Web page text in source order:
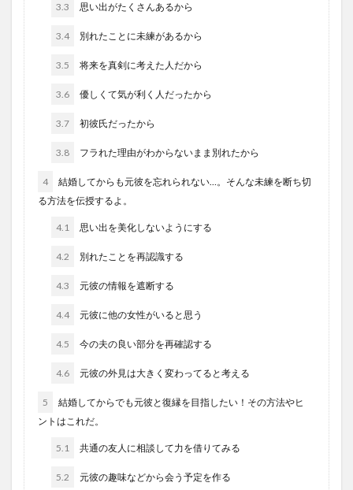
3.3 思い出がたくさんあるから
3.4 別れたことに未練があるから
3.5 将来を真剣に考えた人だから
3.6 優しくて気が利く人だったから
3.7 初彼氏だったから
3.8 フラれた理由がわからないまま別れたから
4
結婚してからも元彼を忘れられない…。そんな未練を断ち切
る方法を伝授するよ。
4.1 思い出を美化しないようにする
4.2 別れたことを再認識する
4.3 元彼の情報を遮断する
4.4 元彼に他の女性がいると思う
4.5 今の夫の良い部分を再確認する
4.6 元彼の外見は大きく変わってると考える
5
結婚してからでも元彼と復縁を目指したい！その方法やヒ
ントはこれだ。
5.1 共通の友人に相談して力を借りてみる
5.2 元彼の趣味などから会う予定を作る